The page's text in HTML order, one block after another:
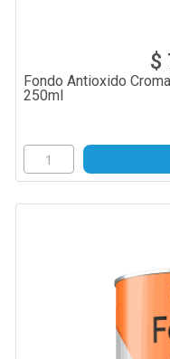
$
Fondo Antioxido
250ml